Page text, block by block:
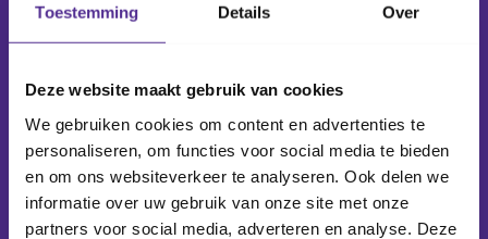
Toestemming Details Over
Deze website maakt gebruik van cookies
We gebruiken cookies om content en advertenties te
personaliseren, om functies voor social media te bieden
en om ons websiteverkeer te analyseren. Ook delen we
informatie over uw gebruik van onze site met onze
partners voor social media, adverteren en analyse. Deze
Janet Brand - van den Elst
Netwerkregisseur
j.van.den.elst@cjgrijnmond.nl
06 28 19 38 69
Maandag, dinsdag tot 15. 30 en donderdagochtend